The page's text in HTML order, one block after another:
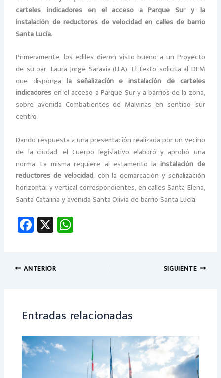
carteles indicadores en el acceso a Parque Sur y la
instalación de reductores de velocidad en calles de barrio
Santa Lucía.
Primeramente, los ediles dieron visto bueno a un Proyecto
de su par, Laura Jorge Saravia (LLA). El texto solicita al DEM
que disponga la señalización e instalación de carteles
indicadores en el acceso a Parque Sur y a barrios de la zona,
sobre avenida Combatientes de Malvinas en sentido sur
centro.
Dando respuesta a una presentación realizada por un vecino
de la ciudad, el Cuerpo legislativo elaboró y aprobó una
norma. La misma requiere al estamento la instalación de
reductores de velocidad, con la demarcación y señalización
horizontal y vertical correspondientes, en calles Santa Elena,
Santa Catalina y avenida Santa Olivia de barrio Santa Lucía.
Fa
ce
o
X
ANTERIOR SIGUIENTE
Entradas relacionadas